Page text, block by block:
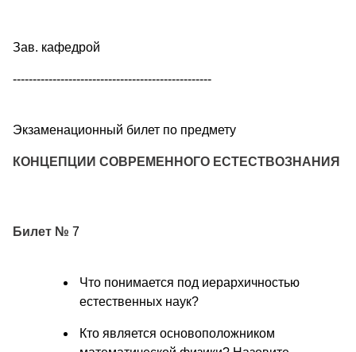
Зав. кафедрой
--------------------------------------------------
Экзаменационный билет по предмету
КОНЦЕПЦИИ СОВРЕМЕННОГО ЕСТЕСТВОЗНАНИЯ
Билет № 7
Что понимается под иерархичностью
естественных наук?
Кто является основоположником